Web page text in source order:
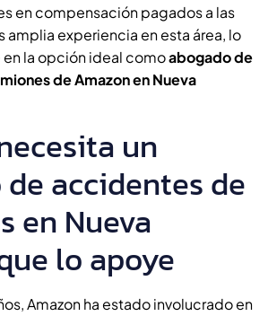
en compensación pagados a las
amplia experiencia en esta área, lo
la opción ideal comoabogado de
de Amazon en Nueva
un
accidentes de
en Nueva
lo apoye
Amazon ha estado involucrado en